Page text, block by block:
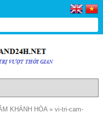
KHÁNH HÒA» vi-tri-cam-